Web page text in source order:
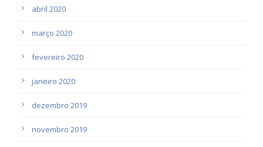
abril 2020
março 2020
fevereiro 2020
janeiro 2020
dezembro 2019
novembro 2019